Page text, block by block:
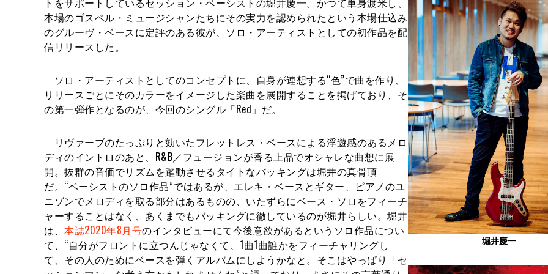
本場のゴスペル・ミュージシャンたちにその実力を認められたという本場仕込み
のグルーヴ・ベースに定評のある彼が、ソロ・アーティストとしての初作品を配
信リリースした。
ソロ・アーティストとしてのコンセプトに、自身が連想する“色”で曲を作り、
リリースごとにそのカラーをイメージした楽曲を展開することを掲げており、そ
の第一弾作となるのが、今回のシングル「Red」だ。
リヴァーブのたっぷりと効いたフレットレス・ベースによる浮遊感のあるメロ
ディのイントロのあと、R&B／フュージョンが香る上品でオシャレな曲想に展
開。抜群の音価でリズムを躍動させるタイトなバッキングは堀井の真骨頂
だ。“ベーシストのソロ作品”ではあるが、エレキ・ベースとギター、ピアノのユ
ニゾンでメロディを取る部分はあるものの、いたずらにベース・ソロをフィーチ
ャーすることはなく、あくまでもバッキングに徹しているのが堀井らしい。堀井
は、 本誌2020年8月号のインタビューにて今後意欲があるというソロ作品につい
て、“自分がフロントに立つんじゃなくて、1曲1曲誰かをフィーチャリングし
て、その人のためにベースを弾くアルバムにしようかなと。そこはやっぱり「セ
堀井慶一